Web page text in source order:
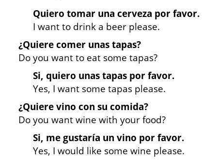
Quiero tomar una cerveza por favor.
I want to drink a beer please.
¿Quiere comer unas tapas?
Do you want to eat some tapas?
Si, quiero unas tapas por favor.
Yes, I want some tapas please.
¿Quiere vino con su comida?
Do you want wine with your food?
Si, me gustaría un vino por favor.
Yes, I would like some wine please.